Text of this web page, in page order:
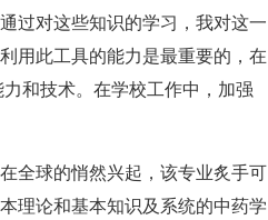
过对这些知识的学习，我对这一
用此工具的能力是最重要的，在
和技术。在学校工作中，加强
全球的悄然兴起，该专业炙手可
理论和基本知识及系统的中药学